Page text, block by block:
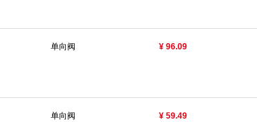
单向阀 ¥ 96.09
单向阀 ¥ 59.49